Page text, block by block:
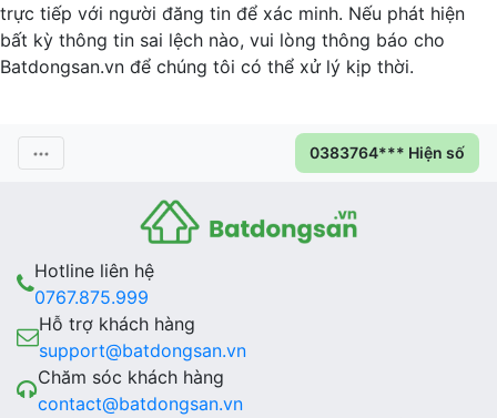
trực tiếp với người đăng tin để xác minh. Nếu phát hiện
bất kỳ thông tin sai lệch nào, vui lòng thông báo cho
Batdongsan.vn để chúng tôi có thể xử lý kịp thời.
0383764*** Hiện số
Hotline liên hệ
0767.875.999
Hỗ trợ khách hàng
support@batdongsan.vn
Chăm sóc khách hàng
contact@batdongsan.vn